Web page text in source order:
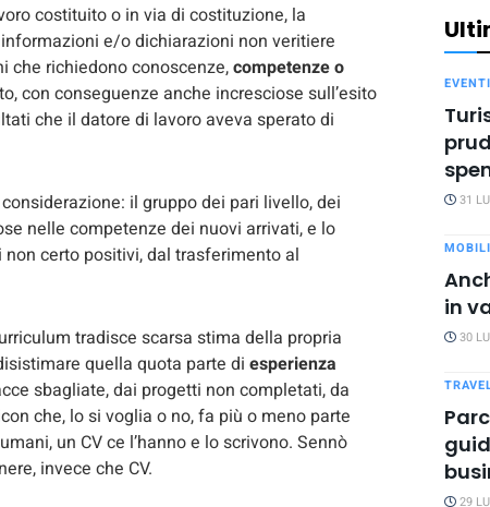
costituito o in via di costituzione, la
e/o dichiarazioni non veritiere
che richiedono conoscenze,competenze o
con conseguenze anche incresciose sull’esito
che il datore di lavoro aveva sperato di
il gruppo dei pari livello, dei
nelle competenze dei nuovi arrivati, e lo
certo positivi, dal trasferimento al
tradisce scarsa stima della propria
quella quota parte di esperienza
sbagliate, dai progetti non completati, da
che, lo si voglia o no, fa più o meno parte
un CV ce l’hanno e lo scrivono. Sennò
invece che CV.
EVENTI
31
in
30
29